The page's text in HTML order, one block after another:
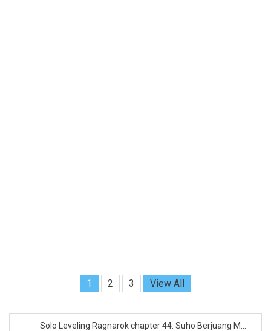
1 2 3 View All
Solo Leveling Ragnarok chapter 44: Suho Berjuang M...